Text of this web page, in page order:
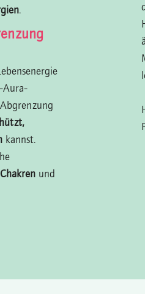
.
Aura-
kannst.
und